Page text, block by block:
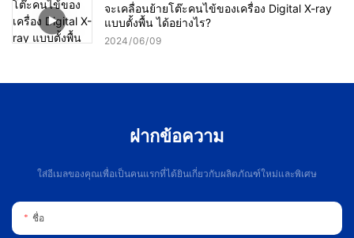
จะเคลื่อนย้ายโต๊ะคนไข้ของเครื่อง Digital X-ray
แบบตั้งพื้น ได้อย่างไร?
2024 06 09
ฝากข้อความ
ใส่อีเมลของคุณเพื่อเป็นคนแรกที่ได้ยินเกี่ยวกับผลิตภัณฑ์ใหม่และพิเศษ
ชื่อ